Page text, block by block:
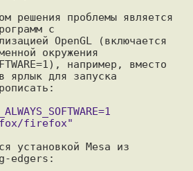
решения проблемы является
с
OpenGL (включается
окружения
например, вместо
ярлык для запуска
установкой Mesa из
edgers: